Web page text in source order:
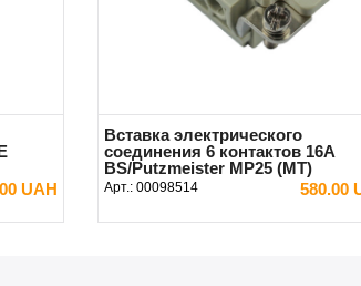
UAH
Вставка электрического
соединения 6 контактов 16A
BS/Putzmeister MP25 (MT)
Арт.: 00098514 580.00
В КОРЗИНУ